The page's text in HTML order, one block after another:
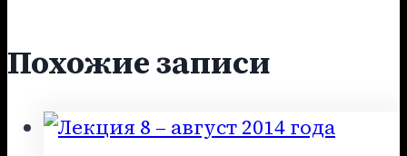
Похожие записи